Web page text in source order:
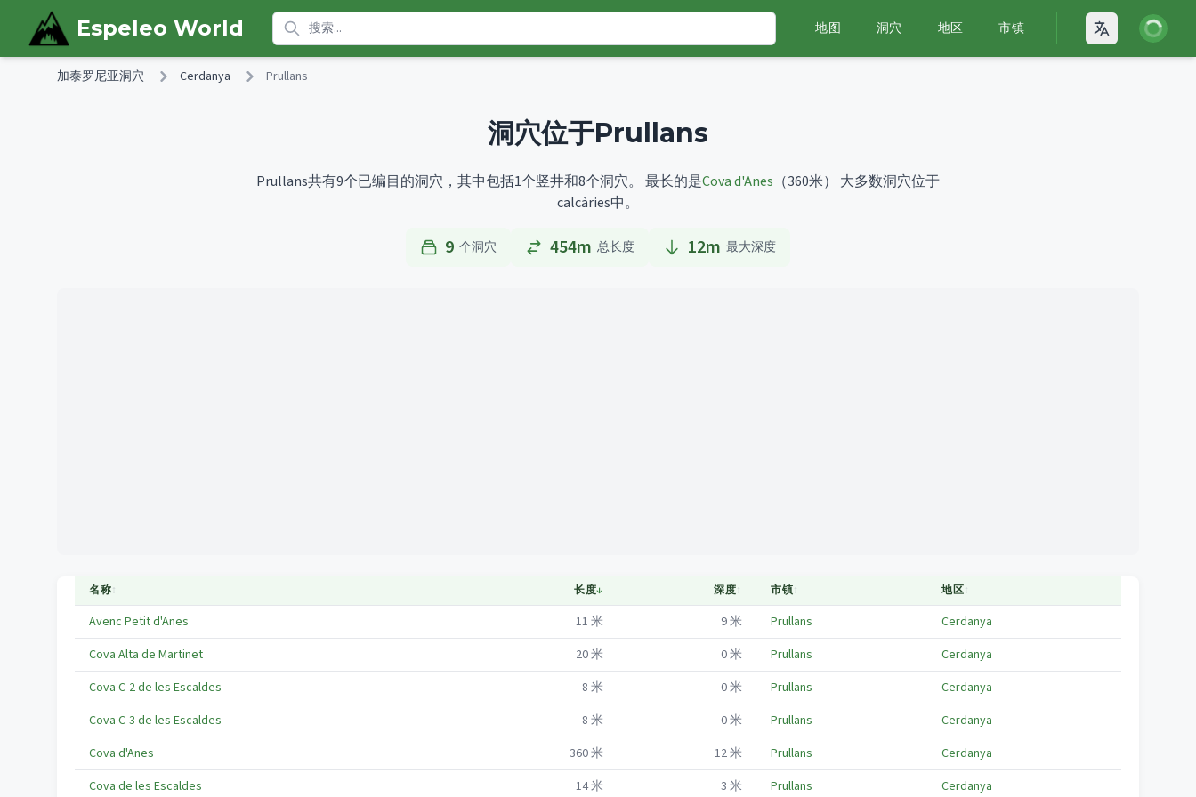
Skip to main content
Espeleo World 地图 洞穴 地区 市镇 Open
登录
加泰罗尼亚洞穴 Cerdanya Prullans
洞穴位于Prullans
Prullans共有9个已编目的洞穴，其中包括1个竖井和8个洞穴。 最长的是Cova d'Anes （360米）
大多数洞穴位于
calcàries中。
9 个洞穴 454m 总长度 12m 最大深度
名称↕ 长度↓ 深度↕ 市镇↕ 地区↕
Avenc Petit d'Anes 11 米 9米 Prullans
Cerdanya
Cova Alta de Martinet
20米 0米 Prullans
Cerdanya
Cova C-2 de les Escaldes
8 米 0米 Prullans
Cerdanya
Cova C-3 de les Escaldes
8 米 0米 Prullans
Cerdanya
Cova d'Anes
360米 12米 Prullans
Cerdanya
Cova de les Escaldes
14米 3 米 Prullans Cerdanya